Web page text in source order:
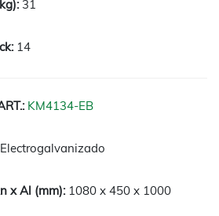
31
14
KM4134-EB
Electrogalvanizado
1080 x 450 x 1000